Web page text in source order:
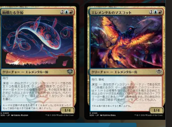
絢(けん)爛(らん)たる空(そら)鯨(くじら)エレメンタルのマスコット